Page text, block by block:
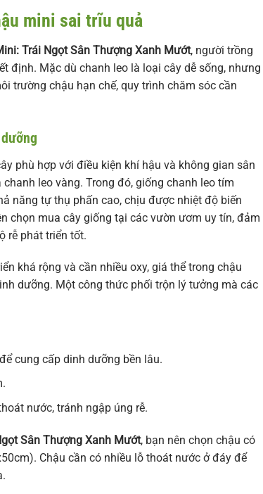
mini sai trĩu quả
Trái Ngọt Sân Thượng Xanh Mướt, người trồng
định. Mặc dù chanh leo là loại cây dễ sống, nhưng
trường chậu hạn chế, quy trình chăm sóc cần
phù hợp với điều kiện khí hậu và không gian sân
leo vàng. Trong đó, giống chanh leo tím
năng tự thụ phấn cao, chịu được nhiệt độ biến
chọn mua cây giống tại các vườn ươm uy tín, đảm
rễ phát triển tốt.
khá rộng và cần nhiều oxy, giá thể trong chậu
dưỡng. Một công thức phối trộn lý tưởng mà các
cung cấp dinh dưỡng bền lâu.
nước, tránh ngập úng rễ.
Sân Thượng Xanh Mướt, bạn nên chọn chậu có
Chậu cần có nhiều lỗ thoát nước ở đáy để